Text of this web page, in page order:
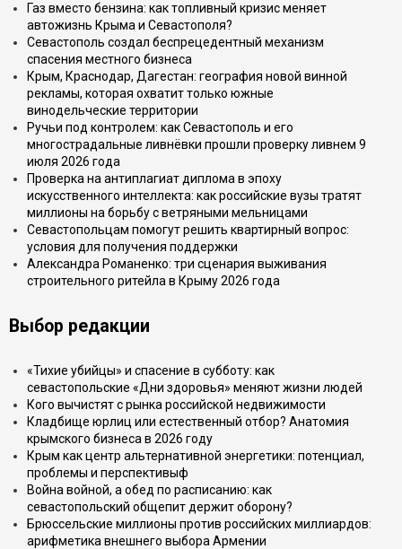
Газ вместо бензина: как топливный кризис меняет
автожизнь Крыма и Севастополя?
Севастополь создал беспрецедентный механизм
спасения местного бизнеса
Крым, Краснодар, Дагестан: география новой винной
рекламы, которая охватит только южные
винодельческие территории
Ручьи под контролем: как Севастополь и его
многострадальные ливнёвки прошли проверку ливнем 9
июля 2026 года
Проверка на антиплагиат диплома в эпоху
искусственного интеллекта: как российские вузы тратят
миллионы на борьбу с ветряными мельницами
Севастопольцам помогут решить квартирный вопрос:
условия для получения поддержки
Александра Романенко: три сценария выживания
строительного ритейла в Крыму 2026 года
Выбор редакции
«Тихие убийцы» и спасение в субботу: как
севастопольские «Дни здоровья» меняют жизни людей
Кого вычистят с рынка российской недвижимости
Кладбище юрлиц или естественный отбор? Анатомия
крымского бизнеса в 2026 году
Крым как центр альтернативной энергетики: потенциал,
проблемы и перспективыф
Война войной, а обед по расписанию: как
севастопольский общепит держит оборону?
Брюссельские миллионы против российских миллиардов:
арифметика внешнего выбора Армении